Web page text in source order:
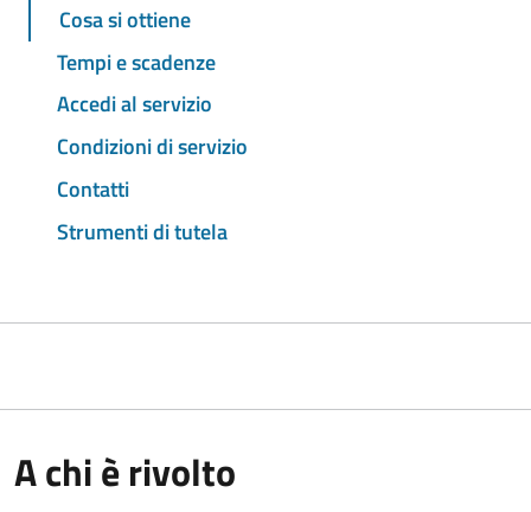
Cosa si ottiene
Tempi e scadenze
Accedi al servizio
Condizioni di servizio
Contatti
Strumenti di tutela
A chi è rivolto